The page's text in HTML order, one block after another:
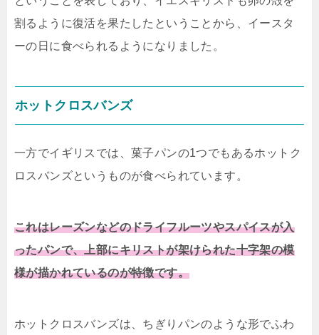
割るように復活を果たしたということから、イースタ
ーの日に食べられるようになりました。
ホットクロスバンズ
一方でイギリスでは、菓子パンの1つでもあるホットク
ロスバンズというものが食べられています。
これはレーズンなどのドライフルーツやスパイスが入
ったパンで、上部にキリストが架けられた十字架の模
様が描かれているのが特徴です。
ホットクロスバンズは、ちぎりパンのような形でふわ